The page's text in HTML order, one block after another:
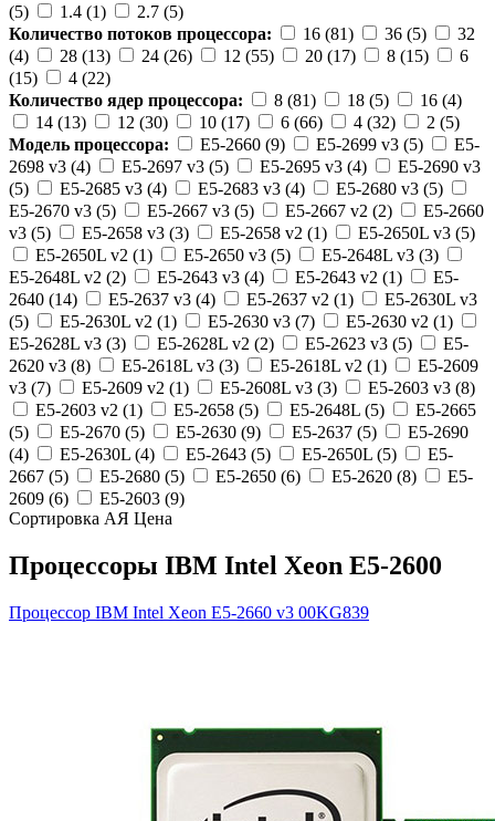
(5)
1.4 (1)
2.7 (5)
Количество потоков процессора:
16 (81) 36 (5)
32
(4)
28 (13) 24 (26) 12 (55) 20 (17) 8 (15)
6
(15)
4 (22)
Количество ядер процессора:
8 (81) 18 (5)
16 (4)
14 (13)
12 (30) 10 (17) 6 (66) 4 (32)
2 (5)
Модель процессора:
E5-2660 (9) E5-2699 v3 (5)
E5-
2698 v3 (4)
E5-2697 v3 (5) E5-2695 v3 (4)
E5-2690 v3
(5)
E5-2685 v3 (4) E5-2683 v3 (4)
E5-2680 v3 (5)
E5-2670 v3 (5)
E5-2667 v3 (5) E5-2667 v2 (2)
E5-2660
v3 (5)
E5-2658 v3 (3) E5-2658 v2 (1)
E5-2650L v3 (5)
E5-2650L v2 (1)
E5-2650 v3 (5)
E5-2648L v3 (3)
E5-2648L v2 (2)
E5-2643 v3 (4) E5-2643 v2 (1)
E5-
2640 (14)
E5-2637 v3 (4) E5-2637 v2 (1)
E5-2630L v3
(5)
E5-2630L v2 (1) E5-2630 v3 (7)
E5-2630 v2 (1)
E5-2628L v3 (3)
E5-2628L v2 (2) E5-2623 v3 (5)
E5-
2620 v3 (8)
E5-2618L v3 (3) E5-2618L v2 (1)
E5-2609
v3 (7)
E5-2609 v2 (1) E5-2608L v3 (3)
E5-2603 v3 (8)
E5-2603 v2 (1)
E5-2658 (5) E5-2648L (5)
E5-2665
(5)
E5-2670 (5) E5-2630 (9) E5-2637 (5)
E5-2690
(4)
E5-2630L (4) E5-2643 (5) E5-2650L (5)
E5-
2667 (5)
E5-2680 (5) E5-2650 (6) E5-2620 (8)
E5-
2609 (6)
E5-2603 (9)
Сортировка АЯ Ценa
Процессоры IBM Intel Xeon E5-2600
Процессор IBM Intel Xeon E5-2660 v3 00KG839